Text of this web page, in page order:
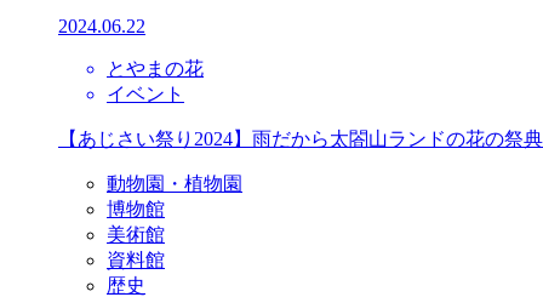
2024.06.22
とやまの花
イベント
【あじさい祭り2024】雨だから太閤山ランドの花の祭
動物園・植物園
博物館
美術館
資料館
歴史